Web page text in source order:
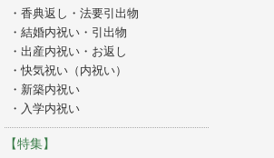
・香典返し・法要引出物
・結婚内祝い・引出物
・出産内祝い・お返し
・快気祝い（内祝い）
・新築内祝い
・入学内祝い
【特集】